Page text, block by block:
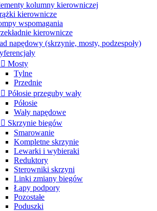
kolumny kierowniczej
kierownicze
wspomagania
kierownicze
napędowy (skrzynie, mosty, podzespoły)
 Mosty
Tylne
Przednie
 Półosie przeguby wały
Półosie
Wały napędowe
 Skrzynie biegów
Smarowanie
Kompletne skrzynie
Lewarki i wybieraki
Reduktory
Sterowniki skrzyni
Linki zmiany biegów
Łapy podpory
Pozostałe
Poduszki